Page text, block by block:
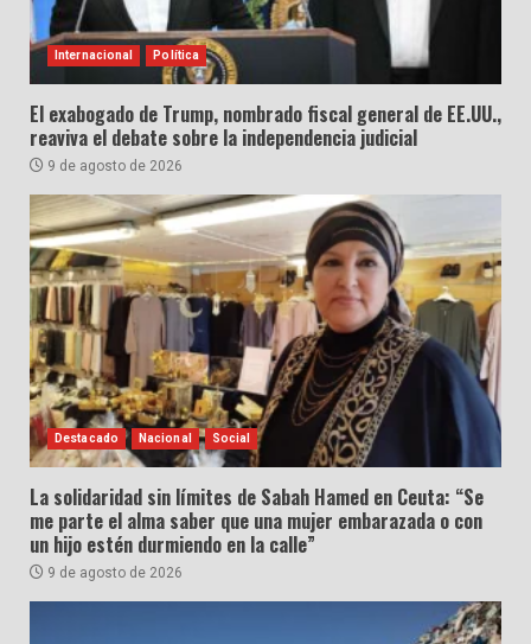
Internacional Política
El exabogado de Trump, nombrado fiscal general de EE.UU.,
reaviva el debate sobre la independencia judicial
9 de agosto de 2026
Destacado Nacional Social
La solidaridad sin límites de Sabah Hamed en Ceuta: “Se
me parte el alma saber que una mujer embarazada o con
un hijo estén durmiendo en la calle”
9 de agosto de 2026